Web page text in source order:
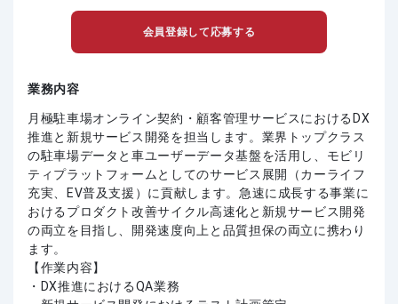
会員登録して応募する
業務内容
月極駐車場オンライン契約・顧客管理サービスにおけるDX
推進と新規サービス開発を担当します。業界トップクラス
の駐車場データと車ユーザーデータ基盤を活用し、モビリ
ティプラットフォームとしてのサービス展開（カーライフ
充実、EV普及支援）に貢献します。急速に成長する事業に
おけるプロダクト改善サイクル高速化と新規サービス開発
の両立を目指し、開発速度向上と品質担保の両立に携わり
ます。
【作業内容】
・DX推進におけるQA業務